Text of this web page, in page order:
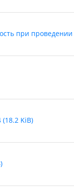
при проведении
KiB)